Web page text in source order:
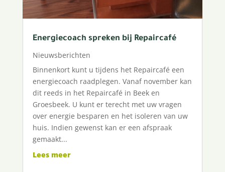
Energiecoach spreken bij Repaircafé
Nieuwsberichten
Binnenkort kunt u tijdens het Repaircafé een
energiecoach raadplegen. Vanaf november kan
dit reeds in het Repaircafé in Beek en
Groesbeek. U kunt er terecht met uw vragen
over energie besparen en het isoleren van uw
huis. Indien gewenst kan er een afspraak
gemaakt...
Lees meer